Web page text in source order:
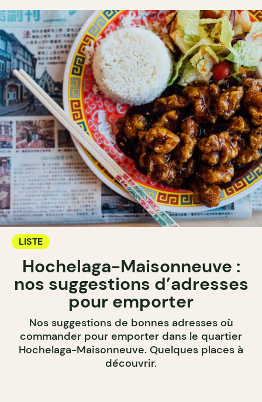
LISTE
Hochelaga-Maisonneuve :
nos suggestions d’adresses
pour emporter
Nos suggestions de bonnes adresses où
commander pour emporter dans le quartier
Hochelaga-Maisonneuve. Quelques places à
découvrir.